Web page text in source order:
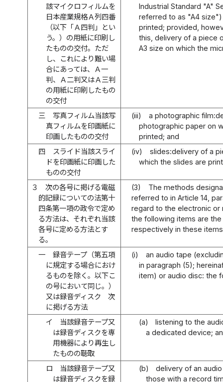
該マイクロフィルムを
日本産業規格Ａ列四番
（以下「Ａ四判」とい
う。）の用紙に印刷し
たものの交付。ただ
し、これにより難い場
合にあっては、Ａ一
判、Ａ二判又はＡ三判
の用紙に印刷したもの
の交付
Industrial Standard "A"
referred to as "A4
printed; provided,
this, delivery of a piece
A3 size on which the
三
写真フィルム当該写
真フィルムを印画紙に
印画したものの交付
(iii)
a photographic
photographic paper on
printed; and
四
スライド当該スライ
ドを印画紙に印画した
ものの交付
(iv)
slides:delivery of a
which the slides are
３
次の各号に掲げる電磁
的記録についての法第十
四条第一項の政令で定め
る方法は、それぞれ当該
各号に定める方法とす
る。
(3)
The methods
referred to in Article 14,
regard to the electronic
the following items are
respectively in these
一
録音テープ（第五項
に規定する場合におけ
るものを除く。以下こ
の号において同じ。）
又は録音ディスク 次
に掲げる方法
(i)
an audio tape
in paragraph (5);
item) or audio disc: the
イ
当該録音テープ又
は録音ディスクを専
用機器により再生し
たものの聴取
(a)
listening to the
a dedicated device;
ロ
当該録音テープ又
は録音ディスクを録
(b)
delivery of an
those with a record